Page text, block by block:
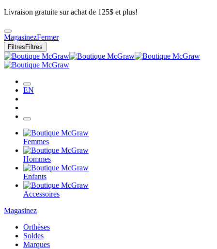
Livraison gratuite sur achat de 125$ et plus!
MagasinezFermer
Filtres Filtres
EN
Femmes
Hommes
Enfants
Accessoires
Magasinez
Orthèses
Soldes
Marques